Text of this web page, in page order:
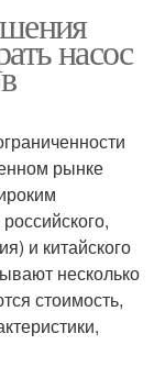
насос
рынке
и китайского
несколько
стоимость,